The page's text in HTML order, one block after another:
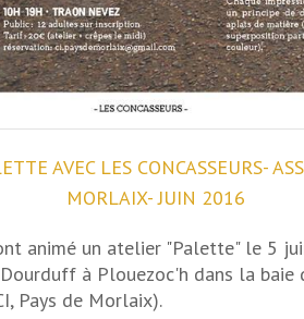
AVEC LES CONCASSEURS-
MORLAIX- JUIN 2016
animé un atelier "Palette" le 5
à Plouezoc'h dans la baie
Pays de Morlaix).